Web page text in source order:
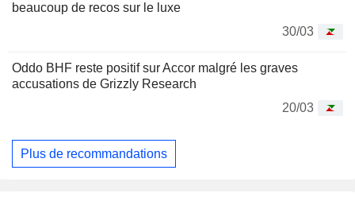
beaucoup de recos sur le luxe
30/03
Oddo BHF reste positif sur Accor malgré les graves
accusations de Grizzly Research
20/03
Plus de recommandations